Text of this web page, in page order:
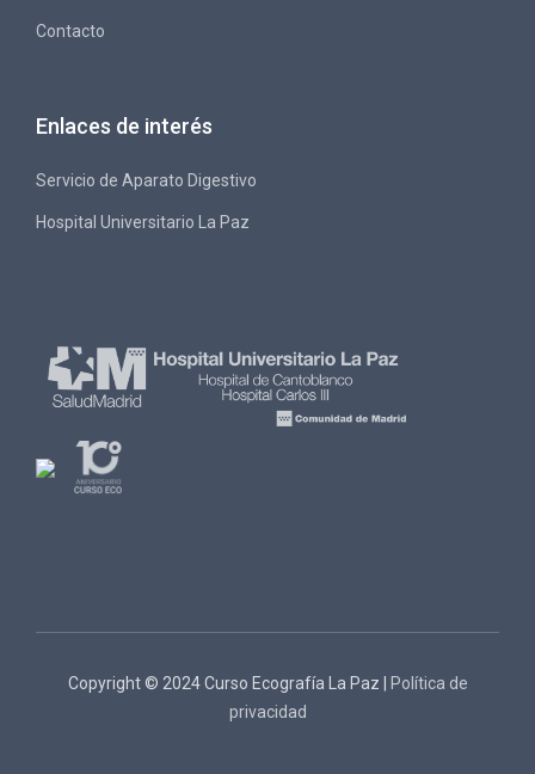
Contacto
Enlaces de interés
Servicio de Aparato Digestivo
Hospital Universitario La Paz
Copyright © 2024 Curso Ecografía La Paz |
Política de
privacidad